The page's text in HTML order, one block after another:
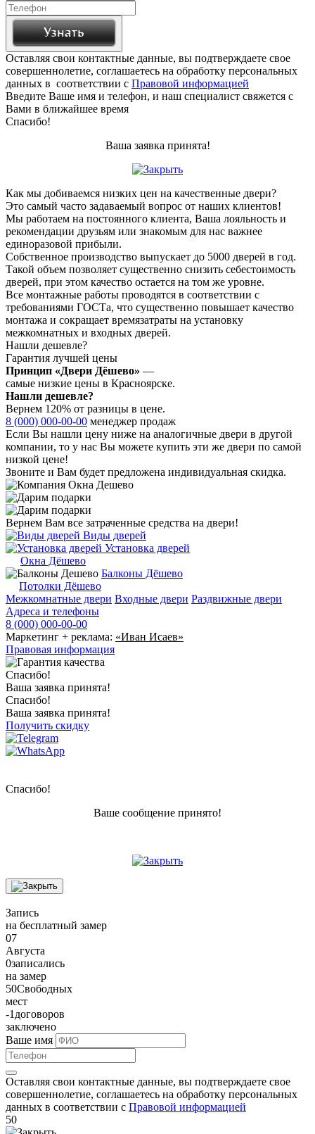
Оставляя свои контактные данные, вы подтверждаете свое
совершеннолетие, соглашаетесь на обработку персональных
данных в соответствии с Правовой информацией
Введите Ваше имя и телефон, и наш специалист свяжется с
Вами в ближайшее время
Спасибо!
Ваша заявка принята!
Как мы добиваемся низких цен на качественные двери?
Это самый часто задаваемый вопрос от наших клиентов!
Мы работаем на постоянного клиента, Ваша лояльность и
рекомендации друзьям или знакомым для нас важнее
единоразовой прибыли.
Собственное производство выпускает до 5000 дверей в год.
Такой объем позволяет существенно снизить себестоимость
дверей, при этом качество остается на том же уровне.
Все монтажные работы проводятся в соответствии с
требованиями ГОСТа, что существенно повышает качество
монтажа и сокращает времязатраты на установку
межкомнатных и входных дверей.
Нашли дешевле?
Гарантия лучшей цены
Принцип «Двери Дёшево» —
самые низкие цены в Красноярске.
Нашли дешевле?
Вернем 120% от разницы в цене.
8 (000) 000-00-00 менеджер продаж
Если Вы нашли цену ниже на аналогичные двери в другой
компании, то у нас Вы можете купить эти же двери по самой
низкой цене!
Звоните и Вам будет предложена индивидуальная скидка.
Вернем Вам все затраченные средства на двери!
Виды дверей
Установка дверей
Окна Дёшево
Балконы Дёшево
Потолки Дёшево
Межкомнатные двери Входные двери Раздвижные двери
Адреса и телефоны
8 (000) 000-00-00
Маркетинг + реклама: «Иван Исаев»
Правовая информация
Спасибо!
Ваша заявка принята!
Спасибо!
Ваша заявка принята!
Получить скидку
Спасибо!
Ваше сообщение принято!
Запись
на бесплатный замер
07
Августа
0записались
на замер
50Свободных
мест
-1 договоров
заключено
Ваше имя
Оставляя свои контактные данные, вы подтверждаете свое
совершеннолетие, соглашаетесь на обработку персональных
данных в соответствии с Правовой информацией
50